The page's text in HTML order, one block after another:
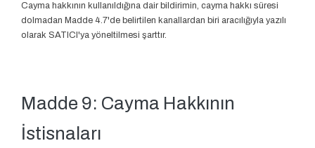
Cayma hakkının kullanıldığına dair bildirimin, cayma hakkı süresi
dolmadan Madde 4.7'de belirtilen kanallardan biri aracılığıyla yazılı
olarak SATICI'ya yöneltilmesi şarttır.
Madde 9: Cayma Hakkının
İstisnaları